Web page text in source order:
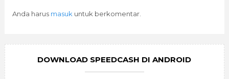
Anda harus masuk untuk berkomentar.
DOWNLOAD SPEEDCASH DI ANDROID